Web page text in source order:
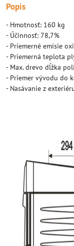
Popis
- Hmotnosť: 160 kg
- Účinnosť: 78,7%
- Priemerné emisie
- Priemerná teplota
- Max. drevo dĺžka
- Priemer vývodu do
- Nasávanie z